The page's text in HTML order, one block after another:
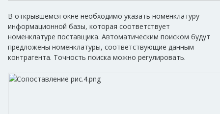
В открывшемся окне необходимо указать номенклатуру
информационной базы, которая соответствует
номенклатуре поставщика. Автоматическим поиском будут
предложены номенклатуры, соответствующие данным
контрагента. Точность поиска можно регулировать.